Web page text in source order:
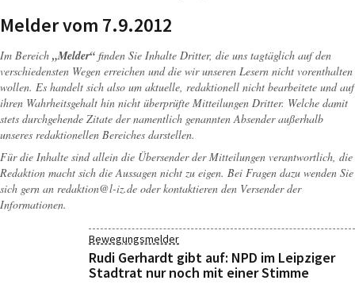
Melder vom 7.9.2012
Im Bereich „Melder“ finden Sie Inhalte Dritter, die uns tagtäglich auf den
verschiedensten Wegen erreichen und die wir unseren Lesern nicht vorenthalten
wollen. Es handelt sich also um aktuelle, redaktionell nicht bearbeitete und auf
ihren Wahrheitsgehalt hin nicht überprüfte Mitteilungen Dritter. Welche damit
stets durchgehende Zitate der namentlich genannten Absender außerhalb
unseres redaktionellen Bereiches darstellen.
Für die Inhalte sind allein die Übersender der Mitteilungen verantwortlich, die
Redaktion macht sich die Aussagen nicht zu eigen. Bei Fragen dazu wenden Sie
sich gern an redaktion@l-iz.de oder kontaktieren den Versender der
Informationen.
Bewegungsmelder
Rudi Gerhardt gibt auf: NPD im Leipziger
Stadtrat nur noch mit einer Stimme